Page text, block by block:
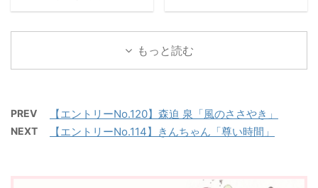
自分の中で声が鳴り響
き、夢中になる手を止
め、生み出される作品を
繍の道具は手放せない自
分がいた。 キャラクトロ
とができないからだろ
う。 死は、生命の進化
にとって必要なもの。私
の過程で生まれてきた。
生命は、死ぬことを選択
ド2023 こころのレスキ
ュー大賞 《受け手部門
なくなったら わたし生
きていけるかな”コハル
ハートインタッチアワー
ュー大賞 《こころに触れ
る特別部門賞》 【エン
夫、聴かせてください 保
健師の私と、とあるお母
と申し送りを受けた。 未
もっと読む
PREV 【エントリーNo.120】森迫 泉「風のささやき」
NEXT 【エントリーNo.114】きんちゃん「尊い時間」